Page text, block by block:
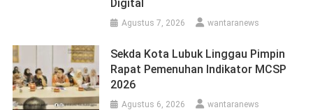
Digital
Agustus 7, 2026 wantaranews
Sekda Kota Lubuk Linggau Pimpin
Rapat Pemenuhan Indikator MCSP
2026
Agustus 6, 2026 wantaranews